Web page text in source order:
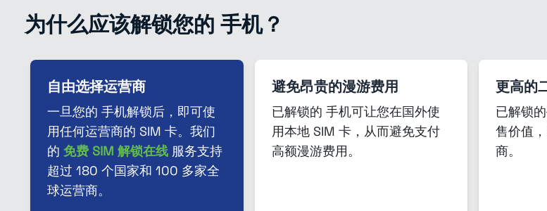
为什么应该解锁您的 手机？
自由选择运营商
一旦您的 手机解锁后，即可使
用任何运营商的 SIM 卡。我们
的 免费 SIM 解锁在线 服务支持
超过 180 个国家和 100 多家全
球运营商。
避免昂贵的漫游费用
已解锁的 手机可让您在国外使
用本地 SIM 卡，从而避免支付
高额漫游费用。
更高的
已解锁
售价值
商。